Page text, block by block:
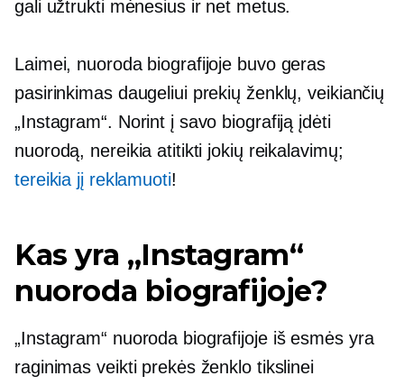
gali užtrukti mėnesius ir net metus.
Laimei, nuoroda biografijoje buvo geras
pasirinkimas daugeliui prekių ženklų, veikiančių
„Instagram“. Norint į savo biografiją įdėti
nuorodą, nereikia atitikti jokių reikalavimų;
tereikia jį reklamuoti!
Kas yra „Instagram“
nuoroda biografijoje?
„Instagram“ nuoroda biografijoje iš esmės yra
raginimas veikti prekės ženklo tikslinei